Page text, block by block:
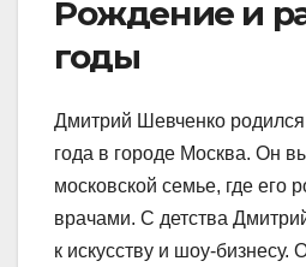
Рождение и
годы
Дмитрий Шевченко
года в городе Москва. Он
московской семье, где его
врачами. С детства
к искусству и шоу-бизнесу.